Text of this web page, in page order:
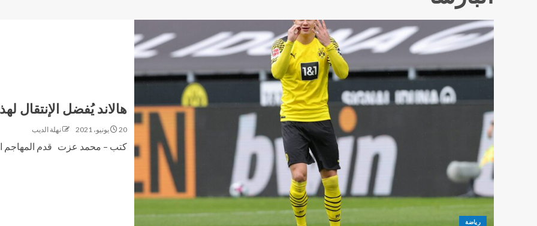
رياضة
هالاند يُفضل الإنتقال
20 يونيو، 2021 نهلة الديب
كتب – محمد عزت قدم المهاجم